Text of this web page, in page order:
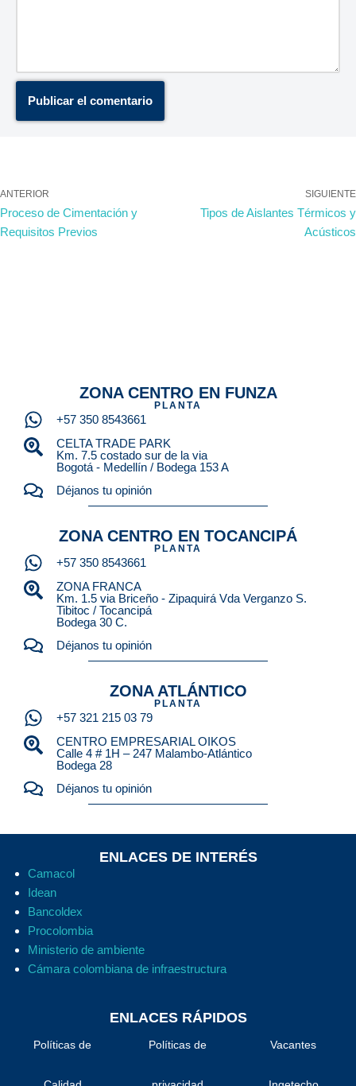
ANTERIOR
Proceso de Cimentación y
Requisitos Previos
SIGUIENTE
Tipos de Aislantes Térmicos y
Acústicos
ZONA CENTRO EN FUNZA
PLANTA
+57 350 8543661
CELTA TRADE PARK
Km. 7.5 costado sur de la via
Bogotá - Medellín / Bodega 153 A
Déjanos tu opinión
ZONA CENTRO EN TOCANCIPÁ
PLANTA
+57 350 8543661
ZONA FRANCA
Km. 1.5 via Briceño - Zipaquirá Vda Verganzo S.
Tibitoc / Tocancipá
Bodega 30 C.
Déjanos tu opinión
ZONA ATLÁNTICO
PLANTA
+57 321 215 03 79
CENTRO EMPRESARIAL OIKOS
Calle 4 # 1H – 247 Malambo-Atlántico
Bodega 28
Déjanos tu opinión
ENLACES DE INTERÉS
Camacol
Idean
Bancoldex
Procolombia
Ministerio de ambiente
Cámara colombiana de infraestructura
ENLACES RÁPIDOS
Políticas de Políticas de Vacantes